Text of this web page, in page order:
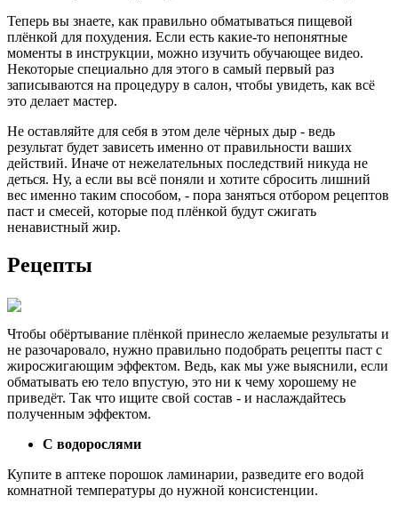
Теперь вы знаете, как правильно обматываться пищевой
плёнкой для похудения. Если есть какие-то непонятные
моменты в инструкции, можно изучить обучающее видео.
Некоторые специально для этого в самый первый раз
записываются на процедуру в салон, чтобы увидеть, как всё
это делает мастер.
Не оставляйте для себя в этом деле чёрных дыр - ведь
результат будет зависеть именно от правильности ваших
действий. Иначе от нежелательных последствий никуда не
деться. Ну, а если вы всё поняли и хотите сбросить лишний
вес именно таким способом, - пора заняться отбором рецептов
паст и смесей, которые под плёнкой будут сжигать
ненавистный жир.
Рецепты
Чтобы обёртывание плёнкой принесло желаемые результаты и
не разочаровало, нужно правильно подобрать рецепты паст с
жиросжигающим эффектом. Ведь, как мы уже выяснили, если
обматывать ею тело впустую, это ни к чему хорошему не
приведёт. Так что ищите свой состав - и наслаждайтесь
полученным эффектом.
С водорослями
Купите в аптеке порошок ламинарии, разведите его водой
комнатной температуры до нужной консистенции.